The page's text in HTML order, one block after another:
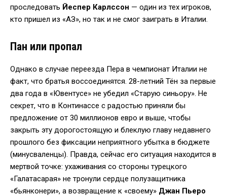
проследовать Йеспер Карлссон — один из тех игроков,
кто пришел из «АЗ», но так и не смог заиграть в Италии.
Пан или пропал
Однако в случае переезда Пера в чемпионат Италии не
факт, что братья воссоединятся. 28-летний Тён за первые
два года в «Ювентусе» не убедил «Старую синьору». Не
секрет, что в Континассе с радостью приняли бы
предложение от 30 миллионов евро и выше, чтобы
закрыть эту дорогостоящую и блеклую главу недавнего
прошлого без фиксации неприятного убытка в бюджете
(минусваленцы). Правда, сейчас его ситуация находится в
мертвой точке: ухаживания со стороны турецкого
«Галатасарая» не тронули сердце полузащитника
«бьянконери», а возвращение к «своему» Джан Пьеро